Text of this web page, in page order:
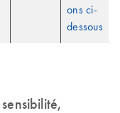
ons ci-
dessous